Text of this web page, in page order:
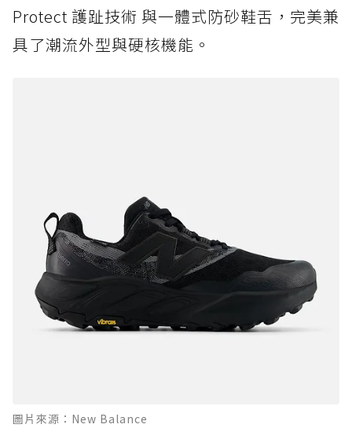
Protect 護趾技術 與一體式防砂鞋舌，完美兼
具了潮流外型與硬核機能。
圖片來源：New Balance